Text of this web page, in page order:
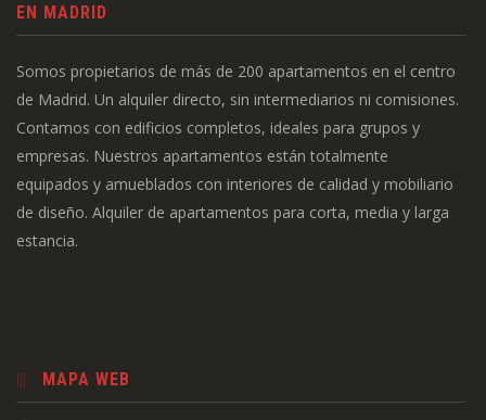
EN MADRID
Somos propietarios de más de 200 apartamentos en el centro
de Madrid. Un alquiler directo, sin intermediarios ni comisiones.
Contamos con edificios completos, ideales para grupos y
empresas. Nuestros apartamentos están totalmente
equipados y amueblados con interiores de calidad y mobiliario
de diseño. Alquiler de apartamentos para corta, media y larga
estancia.
MAPA WEB